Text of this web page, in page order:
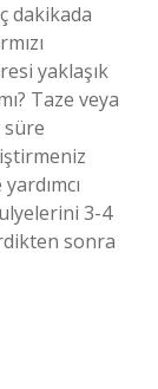
dakikada
yaklaşık
Taze veya
3-4
sonra